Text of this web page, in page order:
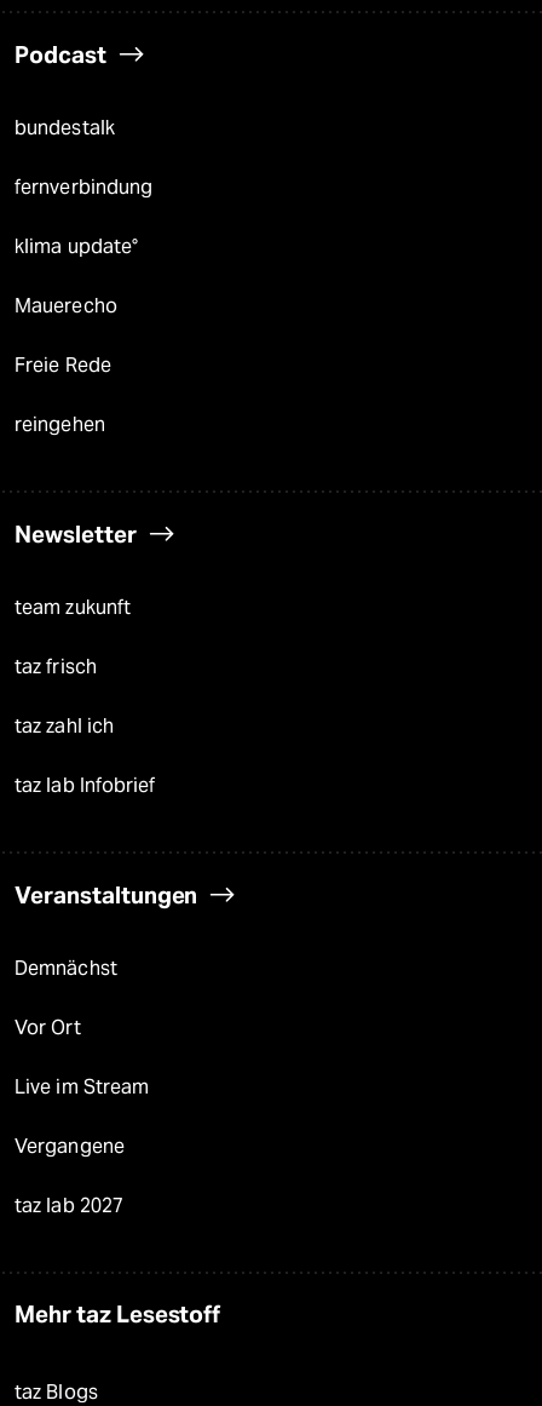
Podcast
bundestalk
fernverbindung
klima update°
Mauerecho
Freie Rede
reingehen
Newsletter
team zukunft
taz frisch
taz zahl ich
taz lab Infobrief
Veranstaltungen
Demnächst
Vor Ort
Live im Stream
Vergangene
taz lab 2027
Mehr taz Lesestoff
taz Blogs